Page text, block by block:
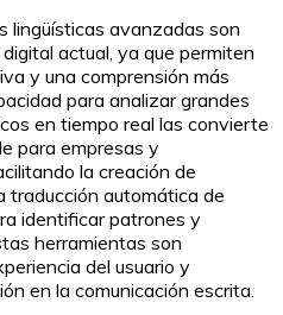
lingüísticas avanzadas son
actual, ya que permiten
y una comprensión más
para analizar grandes
en tiempo real las convierte
para empresas y
la creación de
traducción automática de
identificar patrones y
herramientas son
del usuario y
en la comunicación escrita.